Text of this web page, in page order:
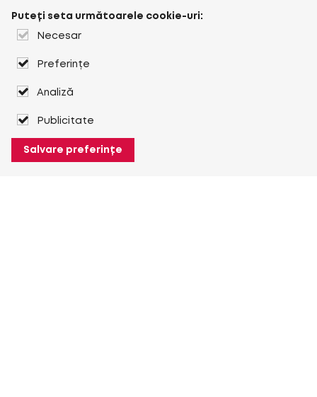
Puteți seta următoarele cookie-uri:
Necesar
Preferințe
Analiză
Publicitate
Salvare preferințe